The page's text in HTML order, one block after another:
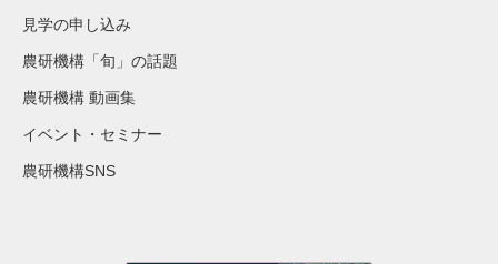
見学の申し込み
農研機構「旬」の話題
農研機構 動画集
イベント・セミナー
農研機構SNS